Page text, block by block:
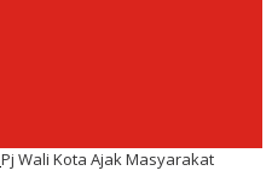
Pj Wali Kota Ajak Masyarakat